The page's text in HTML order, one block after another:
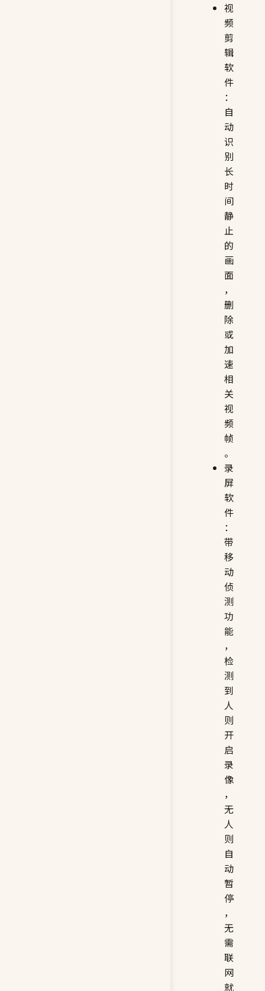
视
频
剪
辑
软
件
：
自
动
识
别
长
时
间
静
止
的
画
面
，
删
除
或
加
速
相
关
视
频
帧
。
录
屏
软
件
：
带
移
动
侦
测
功
能
，
检
测
到
人
则
开
启
录
像
，
无
人
则
自
动
暂
停
，
无
需
联
网
就